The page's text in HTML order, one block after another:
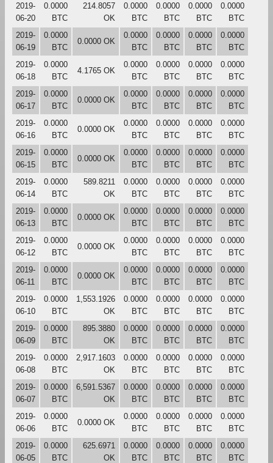
2019-
06-20
0.0000
BTC
214.8057
OK
0.0000
BTC
0.0000
BTC
0.0000
BTC
0.0000
BTC
2019-
06-19
0.0000
BTC
0.0000 OK
0.0000
BTC
0.0000
BTC
0.0000
BTC
0.0000
BTC
2019-
06-18
0.0000
BTC
4.1765 OK
0.0000
BTC
0.0000
BTC
0.0000
BTC
0.0000
BTC
2019-
06-17
0.0000
BTC
0.0000 OK
0.0000
BTC
0.0000
BTC
0.0000
BTC
0.0000
BTC
2019-
06-16
0.0000
BTC
0.0000 OK
0.0000
BTC
0.0000
BTC
0.0000
BTC
0.0000
BTC
2019-
06-15
0.0000
BTC
0.0000 OK
0.0000
BTC
0.0000
BTC
0.0000
BTC
0.0000
BTC
2019-
06-14
0.0000
BTC
589.8211
OK
0.0000
BTC
0.0000
BTC
0.0000
BTC
0.0000
BTC
2019-
06-13
0.0000
BTC
0.0000 OK
0.0000
BTC
0.0000
BTC
0.0000
BTC
0.0000
BTC
2019-
06-12
0.0000
BTC
0.0000 OK
0.0000
BTC
0.0000
BTC
0.0000
BTC
0.0000
BTC
2019-
06-11
0.0000
BTC
0.0000 OK
0.0000
BTC
0.0000
BTC
0.0000
BTC
0.0000
BTC
2019-
06-10
0.0000
BTC
1,553.1926
OK
0.0000
BTC
0.0000
BTC
0.0000
BTC
0.0000
BTC
2019-
06-09
0.0000
BTC
895.3880
OK
0.0000
BTC
0.0000
BTC
0.0000
BTC
0.0000
BTC
2019-
06-08
0.0000
BTC
2,917.1603
OK
0.0000
BTC
0.0000
BTC
0.0000
BTC
0.0000
BTC
2019-
06-07
0.0000
BTC
6,591.5367
OK
0.0000
BTC
0.0000
BTC
0.0000
BTC
0.0000
BTC
2019-
06-06
0.0000
BTC
0.0000 OK
0.0000
BTC
0.0000
BTC
0.0000
BTC
0.0000
BTC
2019-
06-05
0.0000
BTC
625.6971
OK
0.0000
BTC
0.0000
BTC
0.0000
BTC
0.0000
BTC